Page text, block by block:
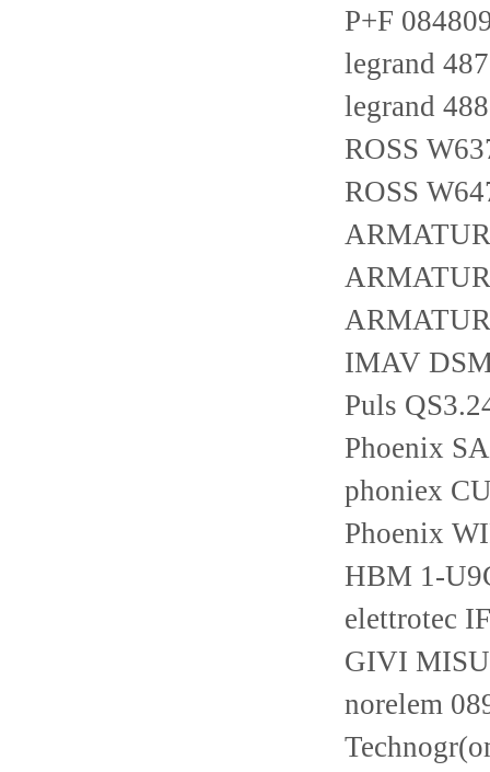
P+F
legrand
legrand
ROSS
ROSS
IMAV
Puls
Phoenix
phoniex
Phoenix
HBM 1-
elettrotec
GIVI
norelem